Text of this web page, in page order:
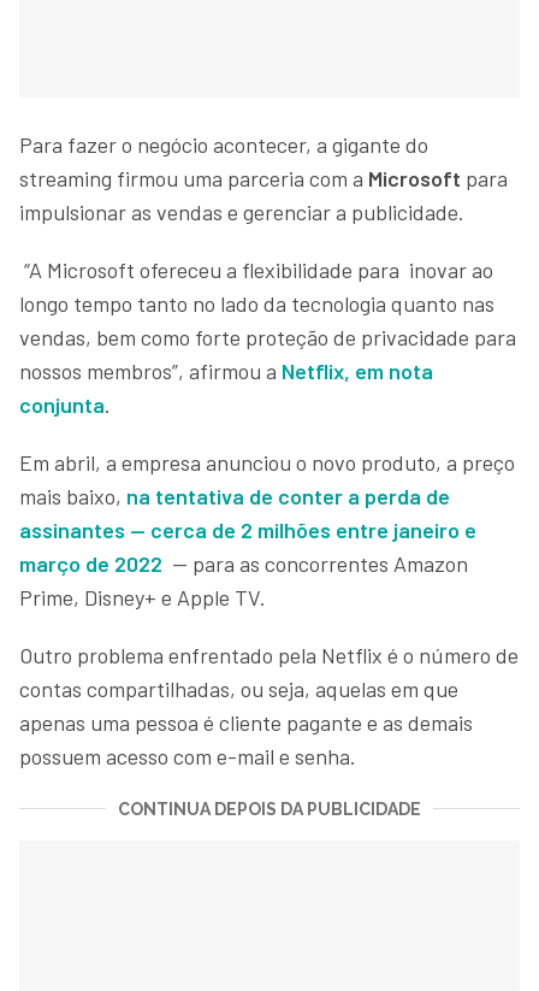
Para fazer o negócio acontecer, a gigante do
streaming firmou uma parceria com a Microsoft para
impulsionar as vendas e gerenciar a publicidade.
“A Microsoft ofereceu a flexibilidade para inovar ao
longo tempo tanto no lado da tecnologia quanto nas
vendas, bem como forte proteção de privacidade para
nossos membros”, afirmou a Netflix, em nota
conjunta.
Em abril, a empresa anunciou o novo produto, a preço
mais baixo, na tentativa de conter a perda de
assinantes — cerca de 2 milhões entre janeiro e
março de 2022 — para as concorrentes Amazon
Prime, Disney+ e Apple TV.
Outro problema enfrentado pela Netflix é o número de
contas compartilhadas, ou seja, aquelas em que
apenas uma pessoa é cliente pagante e as demais
possuem acesso com e-mail e senha.
CONTINUA DEPOIS DA PUBLICIDADE